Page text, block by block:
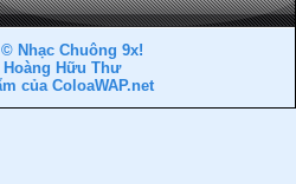
Nhạc Chuông 9x!
Hữu Thư
của ColoaWAP.net